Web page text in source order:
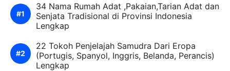
34 Nama Rumah Adat ,Pakaian,Tarian Adat dan
Senjata Tradisional di Provinsi Indonesia
Lengkap
22 Tokoh Penjelajah Samudra Dari Eropa
(Portugis, Spanyol, Inggris, Belanda, Perancis)
Lengkap